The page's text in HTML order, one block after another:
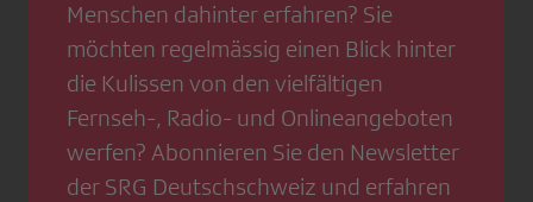
Menschen dahinter erfahren? Sie
möchten regelmässig einen Blick hinter
die Kulissen von den vielfältigen
Fernseh-, Radio- und Onlineangeboten
werfen? Abonnieren Sie den Newsletter
der SRG Deutschschweiz und erfahren